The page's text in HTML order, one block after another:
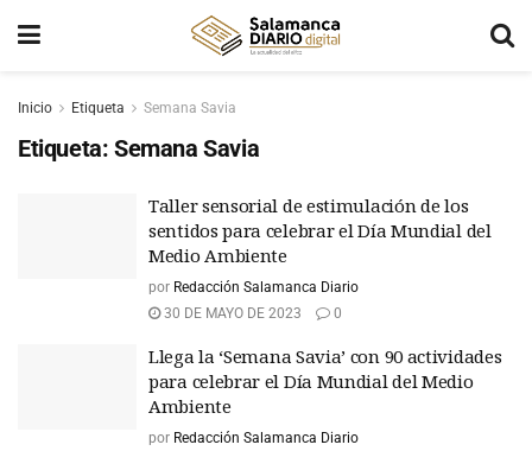
Inicio Etiqueta Semana Savia
Etiqueta: Semana Savia
Taller sensorial de estimulación de los
sentidos para celebrar el Día Mundial del
Medio Ambiente
por Redacción Salamanca Diario
30 DE MAYO DE 2023
0
Llega la ‘Semana Savia’ con 90 actividades
para celebrar el Día Mundial del Medio
Ambiente
por Redacción Salamanca Diario